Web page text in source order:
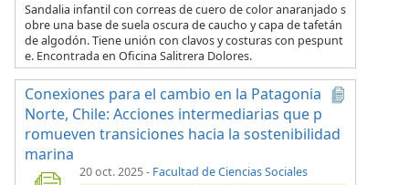
Sandalia infantil con correas de cuero de color anaranjado s
obre una base de suela oscura de caucho y capa de tafetán
de algodón. Tiene unión con clavos y costuras con pespunt
e. Encontrada en Oficina Salitrera Dolores.
Conexiones para el cambio en la Patagonia
Norte, Chile: Acciones intermediarias que p
romueven transiciones hacia la sostenibilidad
marina
20 oct. 2025- Facultad de Ciencias Sociales